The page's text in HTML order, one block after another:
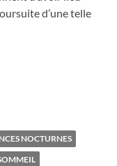
d’une telle
NOCTURNES